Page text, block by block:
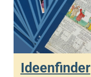
Ideenfinder